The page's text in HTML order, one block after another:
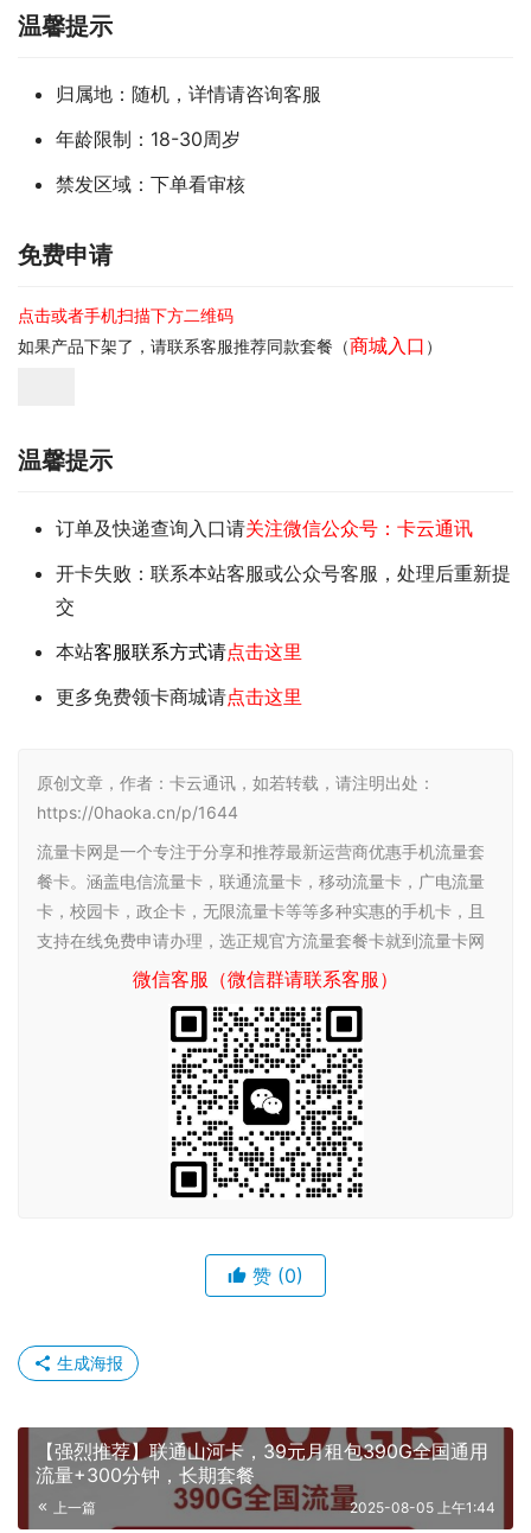
温馨提示
归属地：随机，详情请咨询客服
年龄限制：18-30周岁
禁发区域：下单看审核
免费申请
点击或者手机扫描下方二维码
如果产品下架了，请联系客服推荐同款套餐（商城入口 ）
温馨提示
订单及快递查询入口请关注微信公众号：卡云通讯
开卡失败：联系本站客服或公众号客服，处理后重新提
交
本站客服联系方式请点击这里
更多免费领卡商城请点击这里
原创文章，作者：卡云通讯，如若转载，请注明出处：
https://0haoka.cn/p/1644
流量卡网是一个专注于分享和推荐最新运营商优惠手机流量套
餐卡。涵盖电信流量卡，联通流量卡，移动流量卡，广电流量
卡，校园卡，政企卡，无限流量卡等等多种实惠的手机卡，且
支持在线免费申请办理，选正规官方流量套餐卡就到流量卡网
微信客服（微信群请联系客服）
赞 (0)
生成海报
【强烈推荐】联通山河卡，39元月租包390G全国通用
流量+300分钟，长期套餐
上一篇 2025-08-05 上午1:44